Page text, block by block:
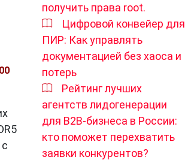
получить права root.
Цифровой конвейер для
ПИР: Как управлять
документацией без хаоса и
потерь
Рейтинг лучших
агентств лидогенерации
для B2B-бизнеса в России:
кто поможет перехватить
заявки конкурентов?